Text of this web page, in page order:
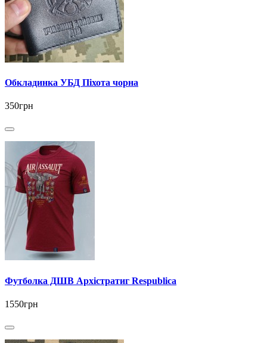
Обкладинка УБД Піхота чорна
350грн
Футболка ДШВ Архістратиг Respublica
1550грн